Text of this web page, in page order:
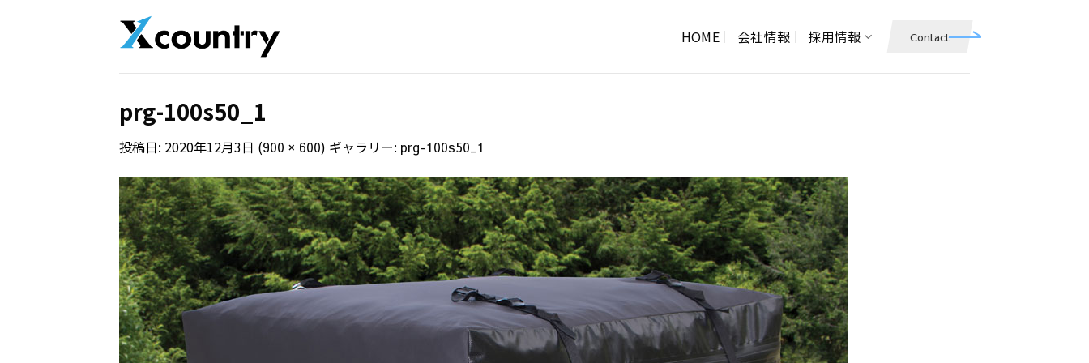
HOME 会社情報 採用情報 Contact
prg-100s50_1
投稿日: 2020年12月3日 (900 × 600) ギャラリー: prg-100s50_1